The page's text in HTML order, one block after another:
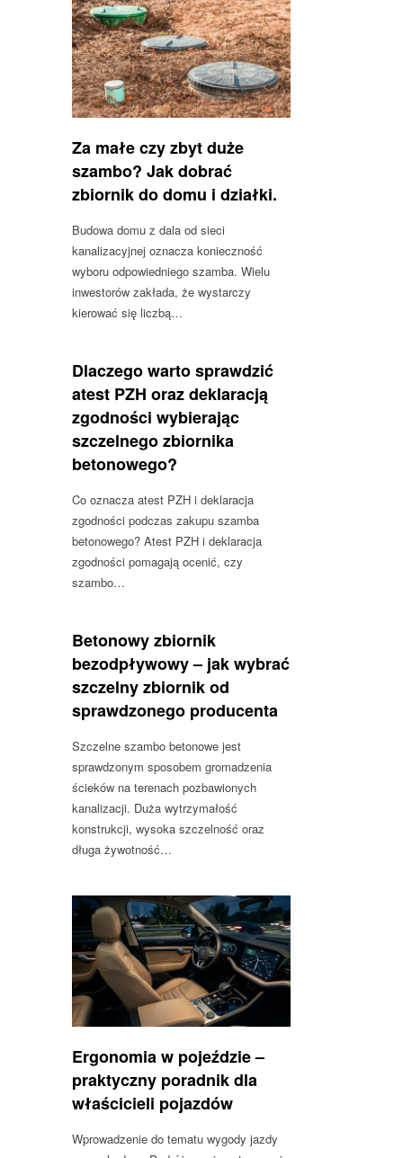
Za małe czy zbyt duże
szambo? Jak dobrać
zbiornik do domu i działki.
Budowa domu z dala od sieci
kanalizacyjnej oznacza konieczność
wyboru odpowiedniego szamba. Wielu
inwestorów zakłada, że wystarczy
kierować się liczbą…
Dlaczego warto sprawdzić
atest PZH oraz deklaracją
zgodności wybierając
szczelnego zbiornika
betonowego?
Co oznacza atest PZH i deklaracja
zgodności podczas zakupu szamba
betonowego? Atest PZH i deklaracja
zgodności pomagają ocenić, czy
szambo…
Betonowy zbiornik
bezodpływowy – jak wybrać
szczelny zbiornik od
sprawdzonego producenta
Szczelne szambo betonowe jest
sprawdzonym sposobem gromadzenia
ścieków na terenach pozbawionych
kanalizacji. Duża wytrzymałość
konstrukcji, wysoka szczelność oraz
długa żywotność…
Ergonomia w pojeździe –
praktyczny poradnik dla
właścicieli pojazdów
Wprowadzenie do tematu wygody jazdy